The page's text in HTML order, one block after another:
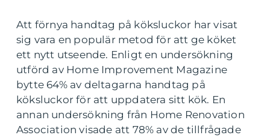
Att förnya handtag på köksluckor har visat
sig vara en populär metod för att ge köket
ett nytt utseende. Enligt en undersökning
utförd av Home Improvement Magazine
bytte 64% av deltagarna handtag på
köksluckor för att uppdatera sitt kök. En
annan undersökning från Home Renovation
Association visade att 78% av de tillfrågade